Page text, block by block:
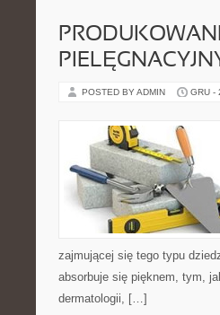
POSTED BY ADMIN GRU -
zajmującej się tego typu
absorbuje się pięknem, tym,
dermatologii, […]